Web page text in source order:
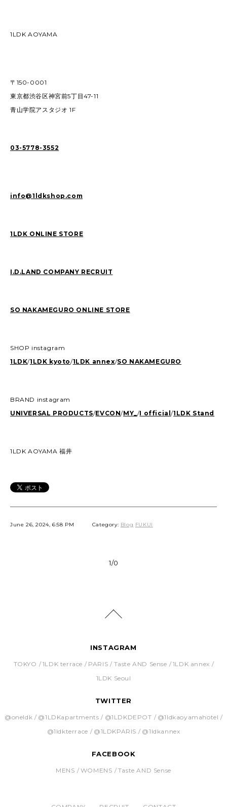
1LDK AOYAMA
〒150-0001
東京都渋谷区神宮前5丁目47-11
青山学院アスタジオ 1F
03-5778-3552
info@1ldkshop.com
1LDK ONLINE STORE
I.D.LAND COMPANY RECRUIT
SO NAKAMEGURO ONLINE STORE
SHOP instagram
1LDK/1LDK kyoto/1LDK annex/SO NAKAMEGURO
BRAND instagram
UNIVERSAL PRODUCTS/EVCON/MY_/I official/1LDK Stand
1LDK AOYAMA 福井
June 26, 2024, 6:58 PM Category: Blog FUKUI
1/0
INSTAGRAM
TOKYO 1LDK terrace PARIS Taste AND Sense
1LDK annex
1LDK Seoul
TWITTER
@oneldk @1LDKapartments @1LDKDEPOT
@1ldkaoyamahotel
@1ldkterrace
@1LDKPARIS @1ldkannex
FACEBOOK
MENS WOMENS Taste AND Sense